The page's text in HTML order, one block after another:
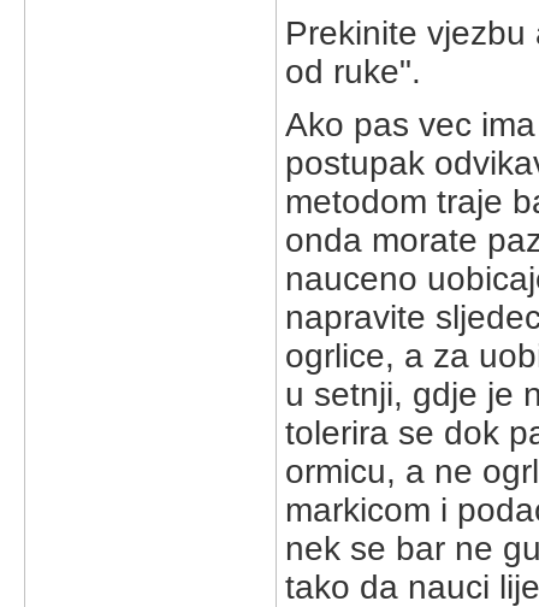
Prekinite
od ruke".
Ako pas vec
postupak
metodom traje
onda morate
nauceno
napravite
ogrlice, a za
u setnji, gdje je
tolerira se dok
ormicu, a ne
markicom i
nek se bar ne
tako da nauci